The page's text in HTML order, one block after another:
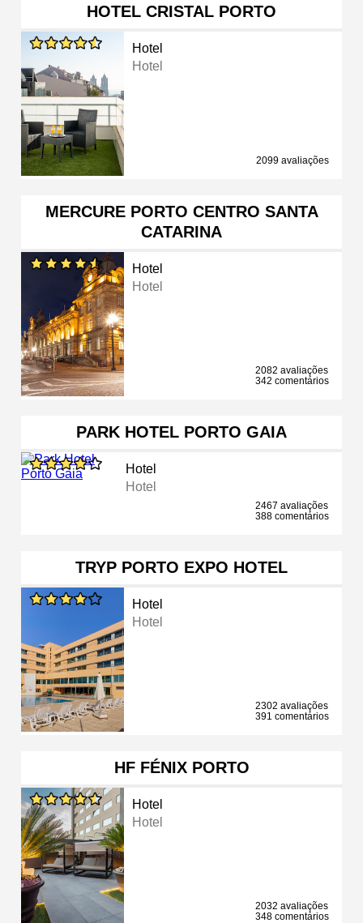
HOTEL CRISTAL PORTO
Hotel
Hotel
2099 avaliações
MERCURE PORTO CENTRO SANTA
CATARINA
Hotel
Hotel
2082 avaliações
342 comentários
PARK HOTEL PORTO GAIA
Hotel
Hotel
2467 avaliações
388 comentários
TRYP PORTO EXPO HOTEL
Hotel
Hotel
2302 avaliações
391 comentários
HF FÉNIX PORTO
Hotel
Hotel
2032 avaliações
348 comentários